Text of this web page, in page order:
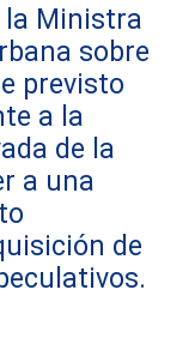
la Ministra
sobre
previsto
a la
de la
a una
de